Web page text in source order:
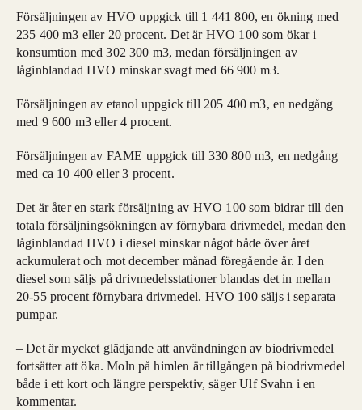
Försäljningen av HVO uppgick till 1 441 800, en ökning med
235 400 m3 eller 20 procent. Det är HVO 100 som ökar i
konsumtion med 302 300 m3, medan försäljningen av
låginblandad HVO minskar svagt med 66 900 m3.
Försäljningen av etanol uppgick till 205 400 m3, en nedgång
med 9 600 m3 eller 4 procent.
Försäljningen av FAME uppgick till 330 800 m3, en nedgång
med ca 10 400 eller 3 procent.
Det är åter en stark försäljning av HVO 100 som bidrar till den
totala försäljningsökningen av förnybara drivmedel, medan den
låginblandad HVO i diesel minskar något både över året
ackumulerat och mot december månad föregående år. I den
diesel som säljs på drivmedelsstationer blandas det in mellan
20-55 procent förnybara drivmedel. HVO 100 säljs i separata
pumpar.
– Det är mycket glädjande att användningen av biodrivmedel
fortsätter att öka. Moln på himlen är tillgången på biodrivmedel
både i ett kort och längre perspektiv, säger Ulf Svahn i en
kommentar.